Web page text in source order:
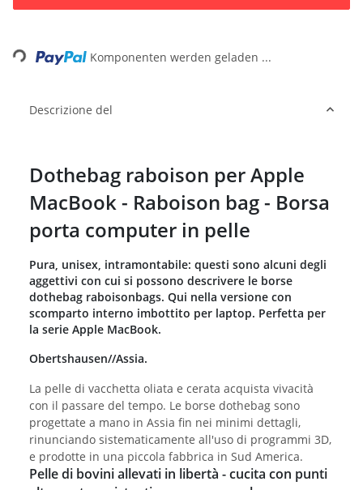
Loading... Komponenten werden geladen ...
Descrizione del
Dothebag raboison per Apple
MacBook - Raboison bag - Borsa
porta computer in pelle
Pura, unisex, intramontabile: questi sono alcuni degli
aggettivi con cui si possono descrivere le borse
dothebag raboisonbags. Qui nella versione con
scomparto interno imbottito per laptop. Perfetta per
la serie Apple MacBook.
Obertshausen//Assia.
La pelle di vacchetta oliata e cerata acquista vivacità
con il passare del tempo. Le borse dothebag sono
progettate a mano in Assia fin nei minimi dettagli,
rinunciando sistematicamente all'uso di programmi 3D,
e prodotte in una piccola fabbrica in Sud America.
Pelle di bovini allevati in libertà - cucita con punti